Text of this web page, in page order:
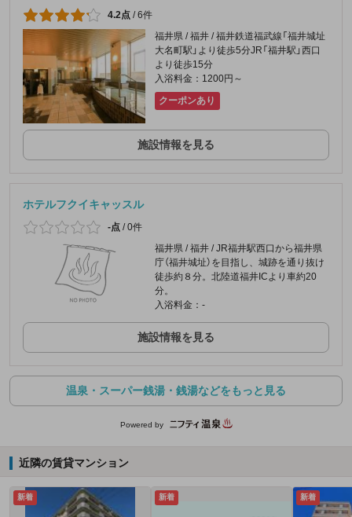
4.2点 /6件
福井県 / 福井 / 福井鉄道福武線「福井城址
大名町駅」より徒歩5分JR「福井駅」西口
より徒歩15分
入浴料金：1200円～
クーポンあり
施設情報を見る
ホテルフクイキャッスル
-点 /0件
福井県 / 福井 / JR福井駅西口から福井県
庁（福井城址）を目指し、城跡を通り抜け
徒歩約８分。北陸道福井ICより車約20
分。
入浴料金：-
施設情報を見る
温泉・スーパー銭湯・銭湯などをもっと見る
Powered by
近隣の賃貸マンション
新着 新着 新着